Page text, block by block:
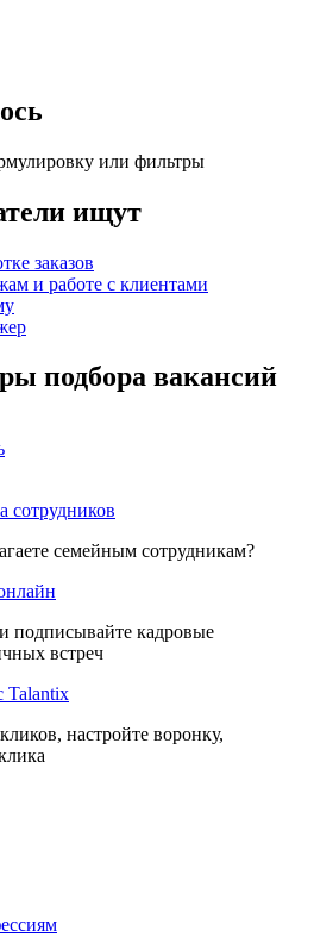
или фильтры
ищут
заказов
и работе с клиентами
подбора вакансий
сотрудников
семейным сотрудникам?
подписывайте кадровые
встреч
Talantix
настройте воронку,